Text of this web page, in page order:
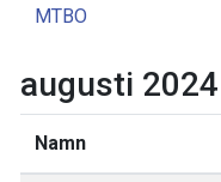
MTBO
augusti 2024
Namn